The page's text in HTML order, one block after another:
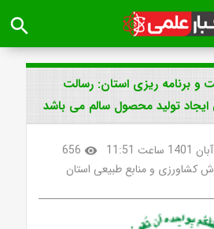
search
و برنامه ریزی استان: رسالت
ایجاد تولید محصول سالم می باشد
visibility
656
کشاورزی و منابع طبیعی استان